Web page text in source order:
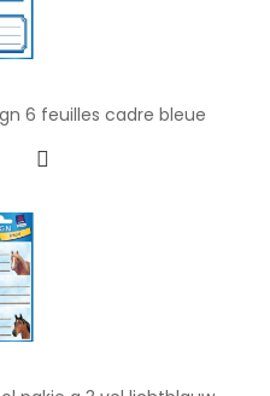
6 feuilles cadre bleue